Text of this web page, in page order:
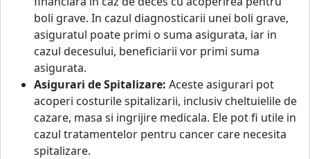
boli grave. In cazul diagnosticarii unei boli grave,
asiguratul poate primi o suma asigurata, iar in
cazul decesului, beneficiarii vor primi suma
asigurata.
Asigurari de Spitalizare: Aceste asigurari pot
acoperi costurile spitalizarii, inclusiv cheltuielile de
cazare, masa si ingrijire medicala. Ele pot fi utile in
cazul tratamentelor pentru cancer care necesita
spitalizare.